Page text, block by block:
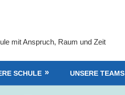
mit Anspruch, Raum und Zeit
SCHULE UNSERE TEAMS